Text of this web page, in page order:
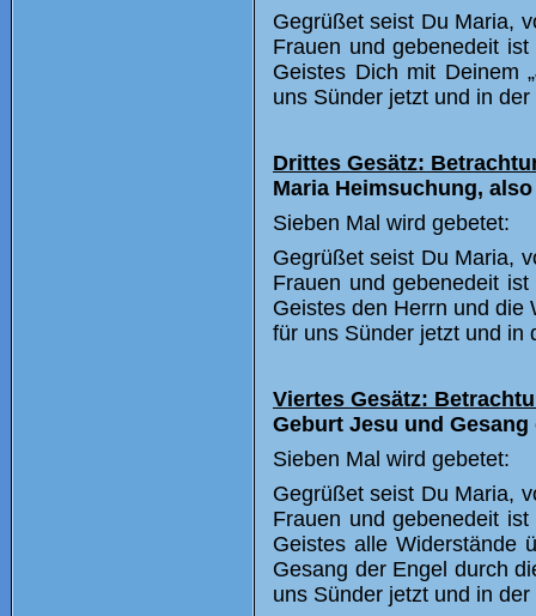
Gegrüßet seist Du Maria,
Frauen und gebenedeit
Geistes Dich mit Deinem
uns Sünder jetzt und in
Drittes Gesätz:
Maria Heimsuchung,
Sieben Mal wird gebetet:
Gegrüßet seist Du Maria,
Frauen und gebenedeit
Geistes den Herrn und die
für uns Sünder jetzt und in
Viertes Gesätz:
Geburt Jesu und Gesang
Sieben Mal wird gebetet:
Gegrüßet seist Du Maria,
Frauen und gebenedeit
Geistes alle Widerstände
Gesang der Engel durch
uns Sünder jetzt und in